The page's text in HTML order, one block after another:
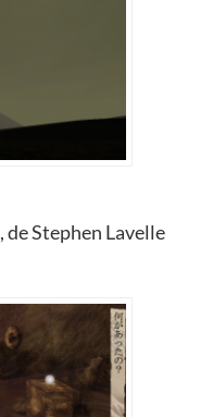
, de Stephen Lavelle